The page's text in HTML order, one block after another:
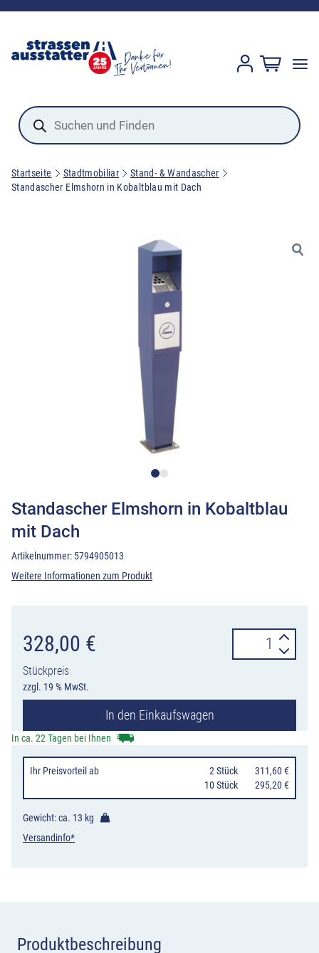
Products
search
Startseite Stadtmobiliar
Stand- & Wandascher
Standascher Elmshorn in Kobaltblau mit Dach
Standascher Elmshorn in Kobaltblau
mit Dach
Artikelnummer: 5794905013
Weitere Informationen zum Produkt
328,00 €
Stückpreis
zzgl. 19 % MwSt.
Standascher
Elmshorn
Kobaltblau
Menge
In den Einkaufswagen
In ca. 22 Tagen bei Ihnen
Ihr Preisvorteil ab 2 Stück
311,60 €
10 Stück
295,20 €
Gewicht: ca. 13 kg
Versandinfo*
Produktbeschreibung